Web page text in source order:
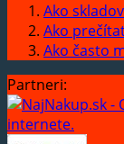
Ako
Ako
Ako často
Partneri: